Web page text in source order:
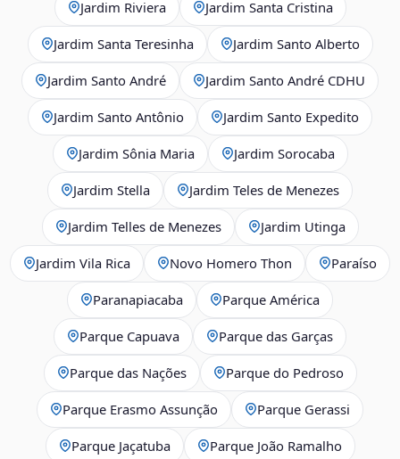
Jardim Riviera Jardim Santa Cristina
Jardim Santa Teresinha Jardim Santo Alberto
Jardim Santo André Jardim Santo André CDHU
Jardim Santo Antônio Jardim Santo Expedito
Jardim Sônia Maria Jardim Sorocaba
Jardim Stella Jardim Teles de Menezes
Jardim Telles de Menezes Jardim Utinga
Jardim Vila Rica Novo Homero Thon Paraíso
Paranapiacaba Parque América
Parque Capuava Parque das Garças
Parque das Nações Parque do Pedroso
Parque Erasmo Assunção Parque Gerassi
Parque Jaçatuba Parque João Ramalho